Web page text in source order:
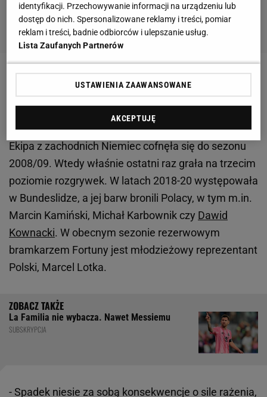
Zobacz wideoSport.pl PLUS
Fortuna Duesseldorf idzie na dno
Ekipa z zachodnich Niemiec cofnęła się do sezonu
2008/09. Wtedy właśnie ostatni raz grała na trzecim
poziomie rozgrywek. W latach 2018-20 występowała
w Bundeslidze, a jej barw bronili Polacy, w tym m.in.
Marcin Kamiński, Michał Karbownik czy Dawid
Kownacki. W obecnym sezonie rezerwowym
bramkarzem Fortuny jest młodzieżowy reprezentant
Polski, Marcel Lotka.
La Familia nie wybacza. Nawet Messiemu
SUBSKRYPCJA
- Spadek niesie za sobą konsekwencje o sile rażenia,
identyfikacji. Przechowywanie informacji na urządzeniu lub
dostęp do nich. Spersonalizowane reklamy i treści, pomiar
reklam i treści, badnie odbiorców i ulepszanie usług.
Lista Zaufanych Partnerów
USTAWIENIA ZAAWANSOWANE
AKCEPTUJĘ